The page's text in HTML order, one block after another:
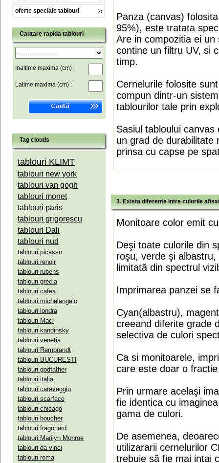
oferte speciale tablouri
Cautare rapida tablouri
Inaltime maxima (cm) :
Latime maxima (cm) :
Tag clouds
tablouri KLIMT
tablouri new york
tablouri van gogh
tablouri monet
tablouri paris
tablouri grigorescu
tablouri Dali
tablouri nud
tablouri picasso
tablouri renoir
tablouri rubens
tablouri grecia
tablouri cafea
tablouri michelangelo
tablouri londra
tablouri Maci
tablouri kandinsky
tablouri venetia
tablouri Rembrandt
tablouri BUCURESTI
tablouri godfather
tablouri italia
tablouri caravaggio
tablouri scarface
tablouri chicago
tablouri boucher
tablouri fragonard
tablouri Marilyn Monroe
tablouri da vinci
tablouri roma
Panza (canvas)
95%), este tratata
Are in compozitia ei
contine un filtru UV, si
timp.
Cernelurile folosite
compun dintr-un
tablourilor tale prin
Sasiul tabloului
un grad de durabilitate
prinsa cu capse pe
3. Exista diferente intre culorile
Monitoare color emit
Deşi toate culorile din
roşu, verde şi
limitată din spectrul
Imprimarea panzei se
Cyan(albastru),
creeand diferite grade
selectiva de culori
Ca si monitoarele,
care este doar o
Prin urmare acelaşi
fie identica cu
gama de culori.
De asemenea,
utilizararii cernelurilor
trebuie să fie mai intai